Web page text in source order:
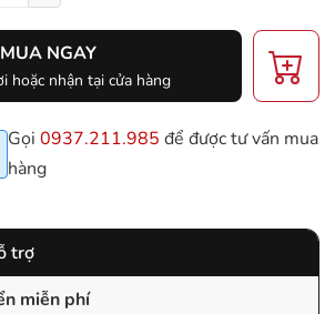
MUA NGAY
hoặc nhận tại cửa hàng
Gọi 0937.211.985 để được tư vấn mua
hàng
trợ
miễn phí